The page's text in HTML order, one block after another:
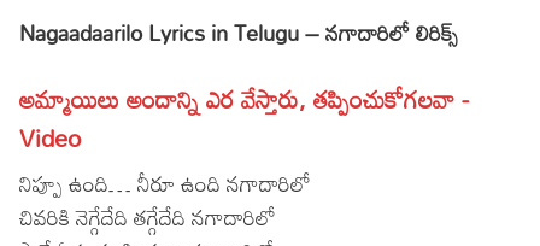
Lyrics in Hindi – Movie Songs
Lyrics in Tamil – Devotional Songs
Lyrics in Tamil – Movie Songs
Kannada
Lyrics in Kannada – Movie Songs
Nagaadaarilo Lyrics in Telugu – నగాదారిలో లిరిక్స్
అమ్మాయిలు అందాన్ని ఎర వేస్తారు, తప్పించుకోగలవా -
Video
నిప్పూ ఉంది… నీరూ ఉంది నగాదారిలో
చివరికి నెగ్గేదేది తగ్గేదేది నగాదారిలో